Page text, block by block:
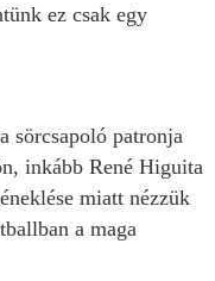
ez csak egy
sörcsapoló patronja
inkább René Higuita
miatt nézzük
a maga